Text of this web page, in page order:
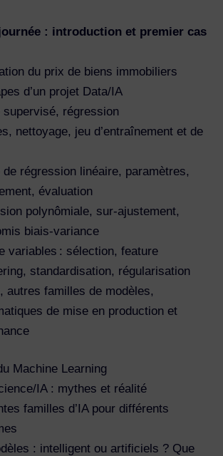
: introduction et premier cas
du prix de biens immobiliers
d’un projet Data/IA
supervisé, régression
nettoyage, jeu d’entraînement et de
de régression linéaire, paramètres,
évaluation
polynômiale, sur-ajustement,
biais-variance
variables : sélection, feature
standardisation, régularisation
autres familles de modèles,
de mise en production et
Machine Learning
IA : mythes et réalité
familles d’IA pour différents
: intelligent ou artificiels ? Que